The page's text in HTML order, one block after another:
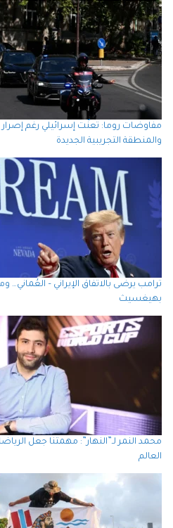
مفاوضات روما: تعنّت إسرائيلي رغم إصرار
والمنطقة التجريبية الجديدة
ترامب يرضى بالاتفاق الإيراني – العُماني…
بهيغسيث
محمد النمر لـ”النهار”: مهمتنا جعل
العالم